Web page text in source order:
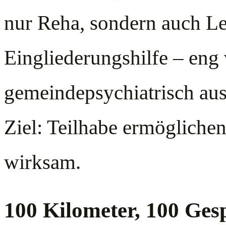
nur Reha, sondern auch
Eingliederungshilfe – eng
gemeindepsychiatrisch
Ziel: Teilhabe
wirksam.
100 Kilometer, 100